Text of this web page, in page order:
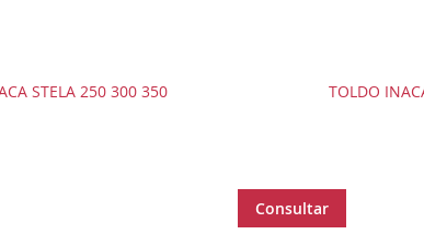
STELA 250 300 350 TOLDO
Consultar